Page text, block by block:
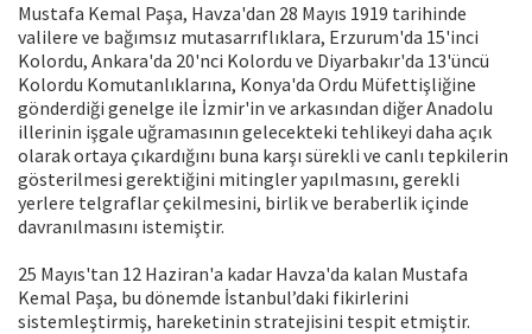
Mustafa Kemal Paşa, Havza'dan 28 Mayıs 1919 tarihinde
valilere ve bağımsız mutasarrıflıklara, Erzurum'da 15'inci
Kolordu, Ankara'da 20'nci Kolordu ve Diyarbakır'da 13'üncü
Kolordu Komutanlıklarına, Konya'da Ordu Müfettişliğine
gönderdiği genelge ile İzmir'in ve arkasından diğer Anadolu
illerinin işgale uğramasının gelecekteki tehlikeyi daha açık
olarak ortaya çıkardığını buna karşı sürekli ve canlı tepkilerin
gösterilmesi gerektiğini mitingler yapılmasını, gerekli
yerlere telgraflar çekilmesini, birlik ve beraberlik içinde
davranılmasını istemiştir.
25 Mayıs'tan 12 Haziran'a kadar Havza'da kalan Mustafa
Kemal Paşa, bu dönemde İstanbul’daki fikirlerini
sistemleştirmiş, hareketinin stratejisini tespit etmiştir.